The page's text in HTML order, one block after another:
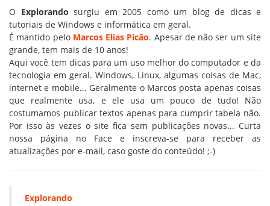
O Explorando surgiu em 2005 como um blog de dicas e
tutoriais de Windows e informática em geral.
É mantido pelo Marcos Elias Picão. Apesar de não ser um site
grande, tem mais de 10 anos!
Aqui você tem dicas para um uso melhor do computador e da
tecnologia em geral. Windows, Linux, algumas coisas de Mac,
internet e mobile... Geralmente o Marcos posta apenas coisas
que realmente usa, e ele usa um pouco de tudo! Não
costumamos publicar textos apenas para cumprir tabela não.
Por isso às vezes o site fica sem publicações novas... Curta
nossa página no Face e inscreva-se para receber as
atualizações por e-mail, caso goste do conteúdo! ;-)
Explorando